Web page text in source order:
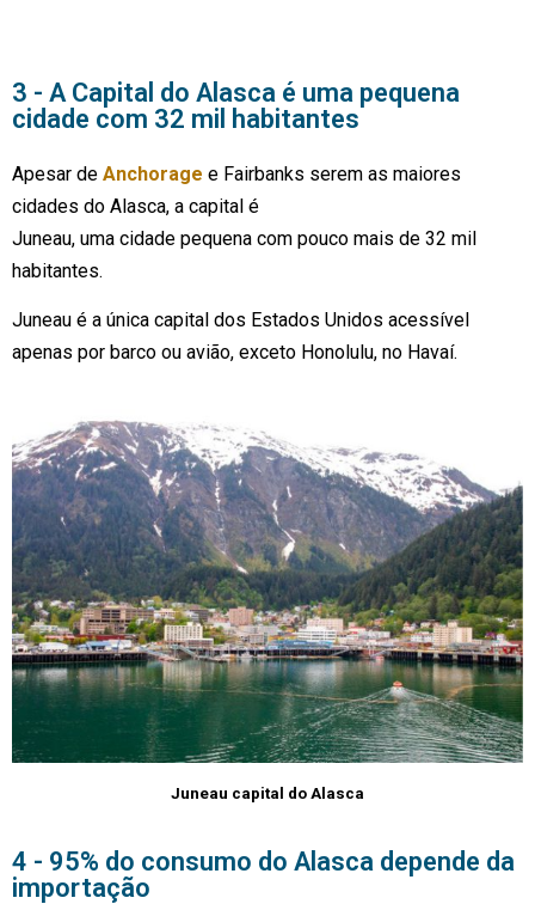
3 - A Capital do Alasca é uma pequena
cidade com 32 mil habitantes
Apesar de Anchorage e Fairbanks serem as maiores
cidades do Alasca, a capital é
Juneau, uma cidade pequena com pouco mais de 32 mil
habitantes.
Juneau é a única capital dos Estados Unidos acessível
apenas por barco ou avião, exceto Honolulu, no Havaí.
Juneau capital do Alasca
4 - 95% do consumo do Alasca depende da
importação